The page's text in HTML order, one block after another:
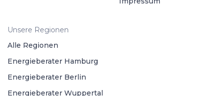
Unsere Regionen
Alle Regionen
Energieberater Hamburg
Energieberater Berlin
Energieberater Wuppertal